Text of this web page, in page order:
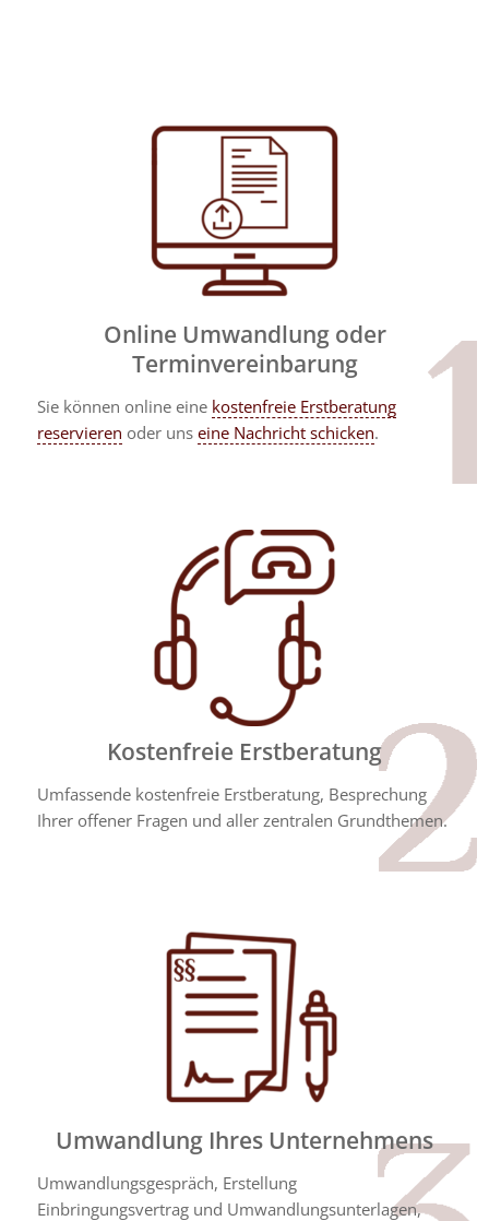
Online Umwandlung oder
Terminvereinbarung
Sie können online eine kostenfreie Erstberatung
reservieren oder uns eine Nachricht schicken.
Kostenfreie Erstberatung
Umfassende kostenfreie Erstberatung, Besprechung
Ihrer offener Fragen und aller zentralen Grundthemen.
Umwandlung Ihres Unternehmens
Umwandlungsgespräch, Erstellung
Einbringungsvertrag und Umwandlungsunterlagen,